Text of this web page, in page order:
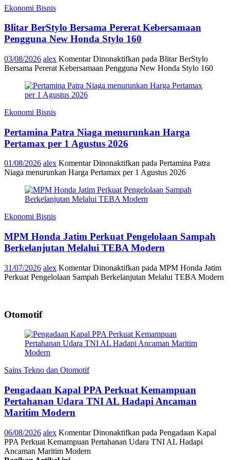
Ekonomi Bisnis
Blitar BerStylo Bersama Pererat Kebersamaan
Pengguna New Honda Stylo 160
03/08/2026 alex Komentar Dinonaktifkan pada Blitar BerStylo
Bersama Pererat Kebersamaan Pengguna New Honda Stylo 160
Ekonomi Bisnis
Pertamina Patra Niaga menurunkan Harga
Pertamax per 1 Agustus 2026
01/08/2026 alex Komentar Dinonaktifkan pada Pertamina Patra
Niaga menurunkan Harga Pertamax per 1 Agustus 2026
Ekonomi Bisnis
MPM Honda Jatim Perkuat Pengelolaan Sampah
Berkelanjutan Melalui TEBA Modern
31/07/2026 alex Komentar Dinonaktifkan pada MPM Honda Jatim
Perkuat Pengelolaan Sampah Berkelanjutan Melalui TEBA Modern
Otomotif
Sains Tekno dan Otomotif
Pengadaan Kapal PPA Perkuat Kemampuan
Pertahanan Udara TNI AL Hadapi Ancaman
Maritim Modern
06/08/2026 alex Komentar Dinonaktifkan pada Pengadaan Kapal
PPA Perkuat Kemampuan Pertahanan Udara TNI AL Hadapi
Ancaman Maritim Modern